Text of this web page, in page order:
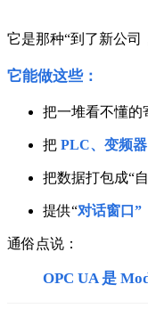
它是那种“到了新公司
它能做这些：
把一堆看不懂的
把 PLC、变频
把数据打包成“
提供“对话窗口”
通俗点说：
OPC UA 是